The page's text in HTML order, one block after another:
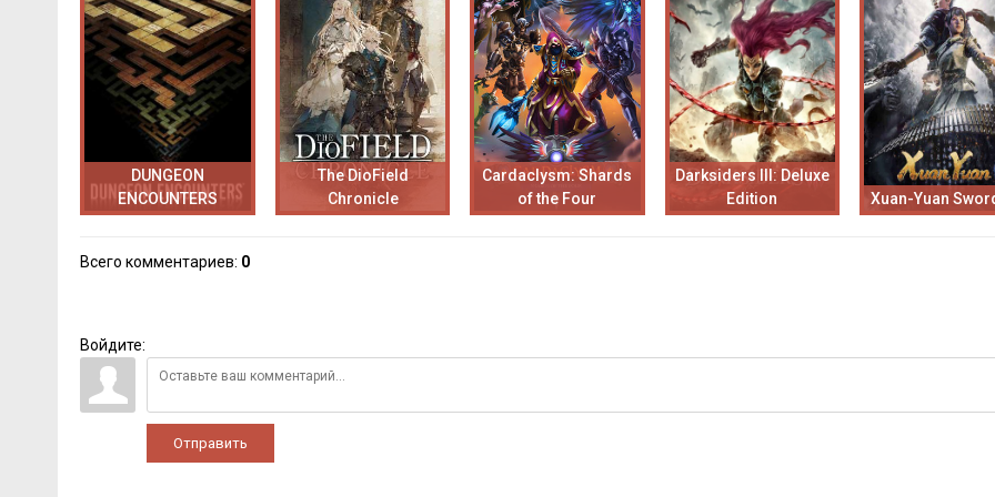
DUNGEON
ENCOUNTERS
The DioField
Chronicle
Cardaclysm: Shards
of the Four
Darksiders III: Deluxe
Edition
Xuan-Yuan
Всего комментариев: 0
Войдите:
Отправить